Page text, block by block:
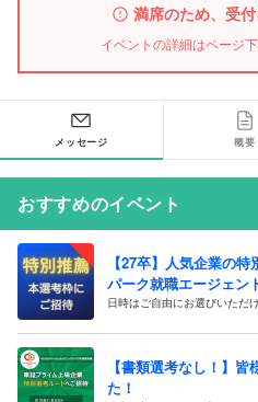
満席のため、受付
イベントの詳細はページ
メッセージ 概要
おすすめのイベント
【27卒】人気企業の
パーク就職エージェン
日時はご自由にお選びいただ
【書類選考なし！】
た！